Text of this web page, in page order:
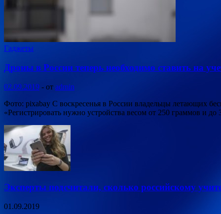
Гаджеты
Дроны в России теперь необходимо ставить на
02.09.2019 - от admin
Фото: pixabay С воскресенья в России владельцы летающих
«Регистрировать нужно устройства весом от 250 граммов и до
Эксперты подсчитали, сколько российскому
01.09.2019